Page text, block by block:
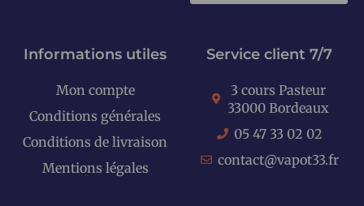
Informations utiles
Mon compte
Conditions générales
Conditions de livraison
Mentions légales
Service client 7/7
3 cours Pasteur
33000 Bordeaux
05 47 33 02 02
contact@vapot33.fr